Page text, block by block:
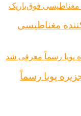
مغناطیسی
و جزیره پویا رسماً